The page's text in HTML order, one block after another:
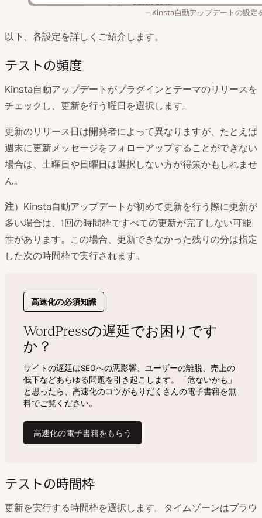
Kinsta自動アップデートの設定
以下、各設定を詳しくご紹介します。
テストの頻度
Kinsta自動アップデートがプラグインとテーマのリリースを
チェックし、更新を行う曜日を選択します。
更新のリリース日は開発者によって異なりますが、たとえば
週末に更新メッセージをフォローアップすることができない
場合は、土曜日や日曜日は選択しない方が得策かもしれませ
ん。
注）Kinsta自動アップデートが初めて更新を行う際に更新が
多い場合は、1回の時間枠ですべての更新が完了しない可能
性があります。この場合、更新できなかった残りの分は指定
した次の時間枠で実行されます。
テストの時間枠
更新を実行する時間枠を選択します。タイムゾーンはブラウ